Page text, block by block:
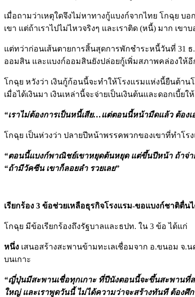
เมื่อถามว่าเหตุใดจึงไม่หาทางกู้แบงก์จากไทย โกฉุย บ
เขา แต่ถ้าเราไปไม่ไหวจริงๆ และเราติด (หนี้) มาก เ
แต่ทว่าก่อนเส้นตายการสิ้นสุดการพักชำระหนี้วันที่ 31
ออมสิน และแบงก์ออมสินยังปล่อยกู้เพิ่มสภาพคล่องให้อี
โกฉุย หวังว่า เงินกู้ก้อนนี้จะทำให้โรงแรมแห่งนี้ยืนต้า
เมื่อได้เงินมา เงินเหล่านี้จะจ่ายเป็นเงินต้นและดอกเบี้
“เราไม่ต้องการเป็นหนี้เสีย…แต่ตอนนี้หน้ามืดแล้ว ต้อง
โกฉุย เป็นห่วงว่า ปลายปีหน้าพรรคพวกของเขาที่ทำโร
“ตอนนี้แบงก์พาณิชย์เขาหยุดต้นหยุด แต่ขึ้นปีหน้า ถ้าจ่า
“ถ้ามีวัคซีน เขาก็ลอยลำ รวยเลย”
เรียกร้อง 3 ข้อช่วยเหลือธุรกิจโรงแรม-ขอแบงก์ชาติตื่น
โกฉุย มีข้อเรียกร้องถึงรัฐบาลและธปท. ใน 3 ข้อ ได้แก่
หนึ่ง เสนอสร้างสะพานข้ามทะเลเชื่อมจาก อ.ขนอม จ.น
บนเกาะ
“ญี่ปุ่นมีสะพานเชื่อทุกเกาะ ที่ปีนังตอนนี้จะขึ้นสะพานที่ส
ใหญ่ และเราพูดวันนี้ ไม่ได้ความว่าจะสร้างทันที ต้องศึ